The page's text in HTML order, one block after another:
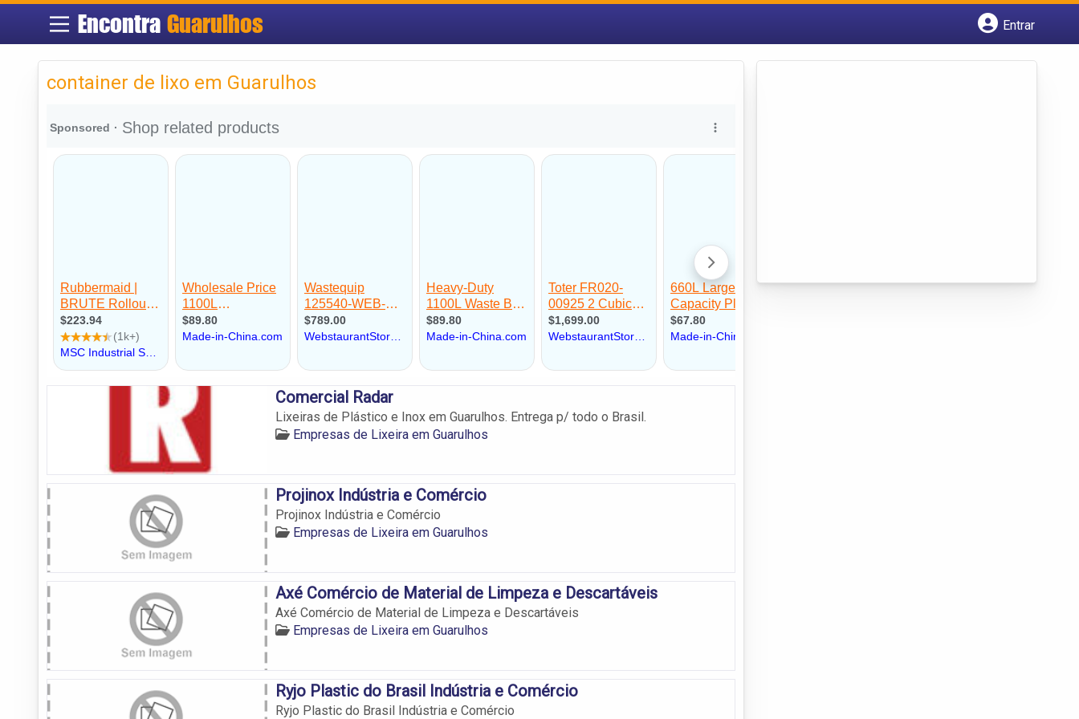
EncontraGuarulhos
Entrar
container de lixo em Guarulhos
Comercial Radar
Lixeiras de Plástico e Inox em Guarulhos. Entrega p/ todo o Brasil.
Empresas de Lixeira em Guarulhos
Projinox Indústria e Comércio
Projinox Indústria e Comércio
Empresas de Lixeira em Guarulhos
Axé Comércio de Material de Limpeza e Descartáveis
Axé Comércio de Material de Limpeza e Descartáveis
Empresas de Lixeira em Guarulhos
Ryjo Plastic do Brasil Indústria e Comércio
Ryjo Plastic do Brasil Indústria e Comércio